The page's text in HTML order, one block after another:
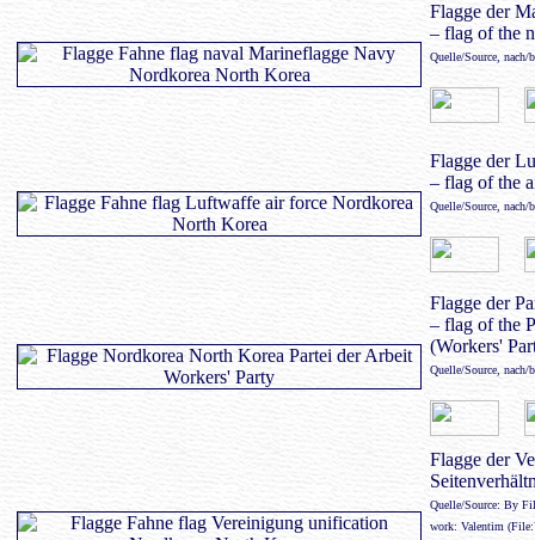
Flagge der
– flag of the
Quelle/Source,
Flagge der
– flag of the
Quelle/Source,
Flagge der
– flag of the
(Workers'
Quelle/Source,
Flagge der
Quelle/Source: By
work: Valentim